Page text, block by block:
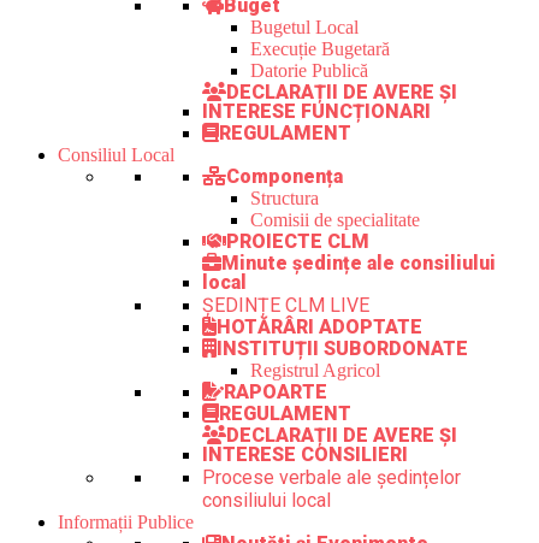
Buget
Bugetul Local
Execuție Bugetară
Datorie Publică
DECLARAȚII DE AVERE ȘI
INTERESE FUNCȚIONARI
REGULAMENT
Consiliul Local
Componența
Structura
Comisii de specialitate
PROIECTE CLM
Minute ședințe ale consiliului
local
ȘEDINȚE CLM LIVE
HOTĂRÂRI ADOPTATE
INSTITUȚII SUBORDONATE
Registrul Agricol
RAPOARTE
REGULAMENT
DECLARAȚII DE AVERE ȘI
INTERESE CONSILIERI
Procese verbale ale ședințelor
consiliului local
Informații Publice